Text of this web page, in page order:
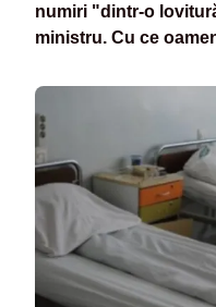
numiri "dintr-o
ministru. Cu ce